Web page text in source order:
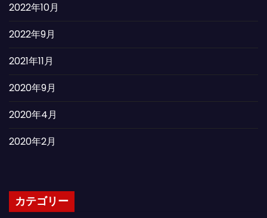
2022年10月
2022年9月
2021年11月
2020年9月
2020年4月
2020年2月
カテゴリー